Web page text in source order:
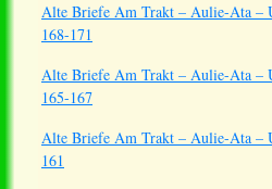
Alte Briefe Am Trakt – Aulie-Ata –
168-171
Alte Briefe Am Trakt – Aulie-Ata –
165-167
Alte Briefe Am Trakt – Aulie-Ata –
161